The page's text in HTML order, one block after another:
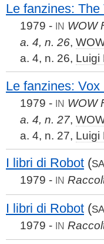
Le fanzines:
1979 - IN WOW
a. 4, n. 26,
a. 4, n. 26, Luigi
Le fanzines: Vox
1979 - IN WOW
a. 4, n. 27,
a. 4, n. 27, Luigi
I libri di Robot (
1979 - IN
I libri di Robot (
1979 - IN